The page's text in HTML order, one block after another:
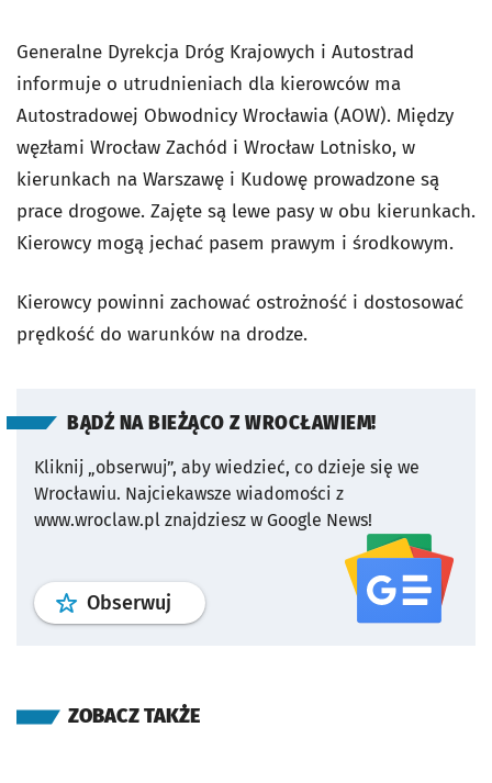
Generalne Dyrekcja Dróg Krajowych i Autostrad
informuje o utrudnieniach dla kierowców ma
Autostradowej Obwodnicy Wrocławia (AOW). Między
węzłami Wrocław Zachód i Wrocław Lotnisko, w
kierunkach na Warszawę i Kudowę prowadzone są
prace drogowe. Zajęte są lewe pasy w obu kierunkach.
Kierowcy mogą jechać pasem prawym i środkowym.
Kierowcy powinni zachować ostrożność i dostosować
prędkość do warunków na drodze.
BĄDŹ NA BIEŻĄCO Z WROCŁAWIEM!
Kliknij „obserwuj”, aby wiedzieć, co dzieje się we
Wrocławiu. Najciekawsze wiadomości z
www.wroclaw.pl znajdziesz w Google News!
Obserwuj profil serwisu
ZOBACZ TAKŻE